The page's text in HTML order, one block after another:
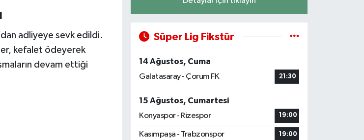
adliyeye sevk edildi.
kefalet ödeyerek
devam ettiği
Süper Lig Fikstür
14 Ağustos, Cuma
Galatasaray - Çorum FK
21:30
15 Ağustos, Cumartesi
Konyaspor - Rizespor
19:00
Kasımpaşa - Trabzonspor 19:00